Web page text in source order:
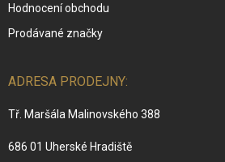
Hodnocení obchodu
Prodávané značky
ADRESA PRODEJNY:
Tř. Maršála Malinovského 388
686 01 Uherské Hradiště